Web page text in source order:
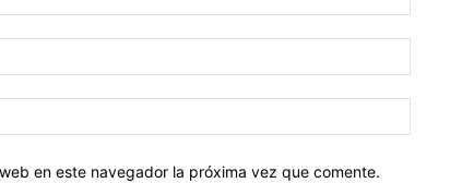
en este navegador la próxima vez que comente.